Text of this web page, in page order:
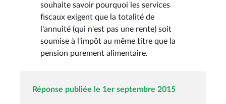
souhaite savoir pourquoi les services
fiscaux exigent que la totalité de
l'annuité (qui n'est pas une rente) soit
soumise à l'impôt au même titre que la
pension purement alimentaire.
Réponse publiée le 1er septembre 2015